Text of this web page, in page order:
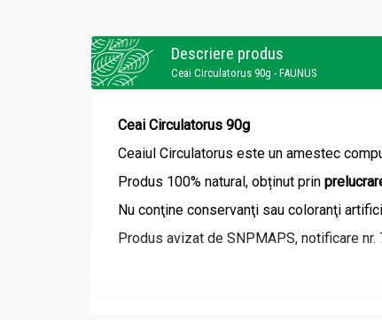
Descriere produs
Ceai Circulatorus 90g - FAUNUS
Ceai Circulatorus 90g
Ceaiul Circulatorus este un amestec
Produs 100% natural, obținut prin
Nu conţine conservanţi sau coloranţi
Produs avizat de SNPMAPS, notificare